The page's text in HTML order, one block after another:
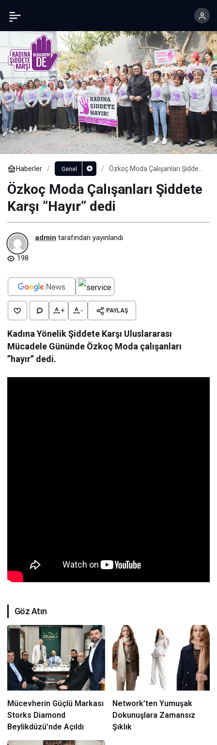
Haberler Genel
Özkoç Moda Çalışanları Şiddete
Özkoç Moda Çalışanları Şiddete
Karşı ”Hayır” dedi
admin tarafından yayınlandı
198
+ - PAYLAŞ
Kadına Yönelik Şiddete Karşı Uluslararası
Mücadele Gününde Özkoç Moda çalışanları
”hayır” dedi.
Göz Atın
Mücevherin Güçlü Markası
Storks Diamond
Beylikdüzü’nde Açıldı
Network’ten Yumuşak
Dokunuşlara Zamansız
Şıklık
Yorum Yap Paylaş